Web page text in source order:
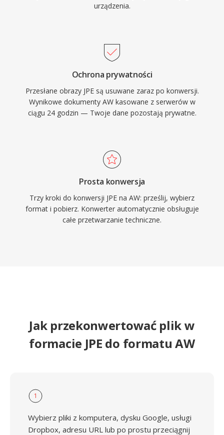
urządzenia.
Ochrona prywatności
Przesłane obrazy JPE są usuwane zaraz po konwersji.
Wynikowe dokumenty AW kasowane z serwerów w
ciągu 24 godzin — Twoje dane pozostają prywatne.
Prosta konwersja
Trzy kroki do konwersji JPE na AW: prześlij, wybierz
format i pobierz. Konwerter automatycznie obsługuje
całe przetwarzanie techniczne.
Jak przekonwertować plik w
formacie JPE do formatu AW
1
Wybierz pliki z komputera, dysku Google, usługi
Dropbox, adresu URL lub po prostu przeciągnij